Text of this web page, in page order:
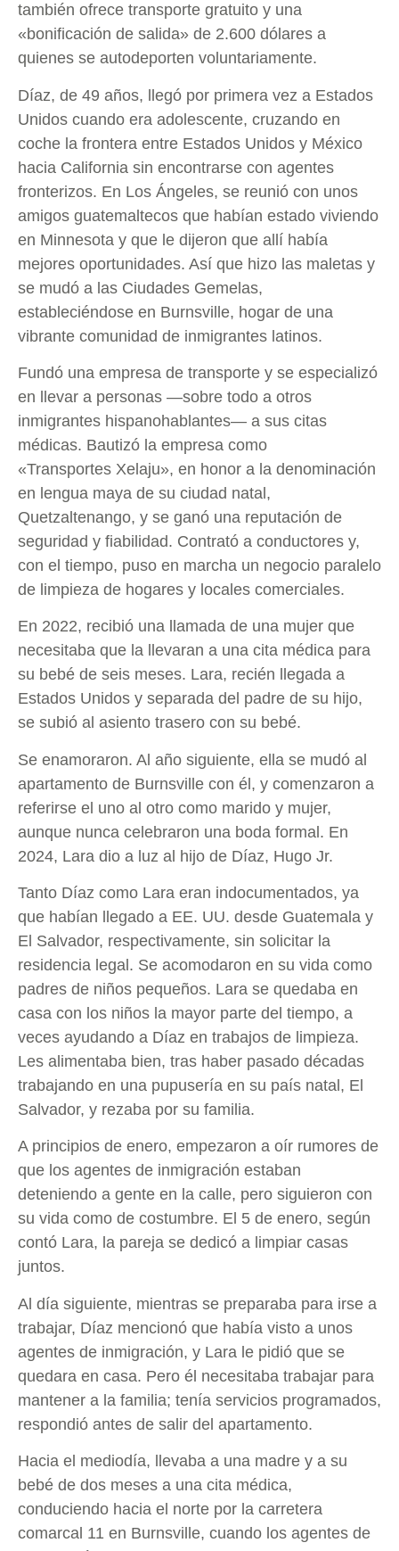
también ofrece transporte gratuito y una
«bonificación de salida» de 2.600 dólares a
quienes se autodeporten voluntariamente.
Díaz, de 49 años, llegó por primera vez a Estados
Unidos cuando era adolescente, cruzando en
coche la frontera entre Estados Unidos y México
hacia California sin encontrarse con agentes
fronterizos. En Los Ángeles, se reunió con unos
amigos guatemaltecos que habían estado viviendo
en Minnesota y que le dijeron que allí había
mejores oportunidades. Así que hizo las maletas y
se mudó a las Ciudades Gemelas,
estableciéndose en Burnsville, hogar de una
vibrante comunidad de inmigrantes latinos.
Fundó una empresa de transporte y se especializó
en llevar a personas —sobre todo a otros
inmigrantes hispanohablantes— a sus citas
médicas. Bautizó la empresa como
«Transportes Xelaju», en honor a la denominación
en lengua maya de su ciudad natal,
Quetzaltenango, y se ganó una reputación de
seguridad y fiabilidad. Contrató a conductores y,
con el tiempo, puso en marcha un negocio paralelo
de limpieza de hogares y locales comerciales.
En 2022, recibió una llamada de una mujer que
necesitaba que la llevaran a una cita médica para
su bebé de seis meses. Lara, recién llegada a
Estados Unidos y separada del padre de su hijo,
se subió al asiento trasero con su bebé.
Se enamoraron. Al año siguiente, ella se mudó al
apartamento de Burnsville con él, y comenzaron a
referirse el uno al otro como marido y mujer,
aunque nunca celebraron una boda formal. En
2024, Lara dio a luz al hijo de Díaz, Hugo Jr.
Tanto Díaz como Lara eran indocumentados, ya
que habían llegado a EE. UU. desde Guatemala y
El Salvador, respectivamente, sin solicitar la
residencia legal. Se acomodaron en su vida como
padres de niños pequeños. Lara se quedaba en
casa con los niños la mayor parte del tiempo, a
veces ayudando a Díaz en trabajos de limpieza.
Les alimentaba bien, tras haber pasado décadas
trabajando en una pupusería en su país natal, El
Salvador, y rezaba por su familia.
A principios de enero, empezaron a oír rumores de
que los agentes de inmigración estaban
deteniendo a gente en la calle, pero siguieron con
su vida como de costumbre. El 5 de enero, según
contó Lara, la pareja se dedicó a limpiar casas
juntos.
Al día siguiente, mientras se preparaba para irse a
trabajar, Díaz mencionó que había visto a unos
agentes de inmigración, y Lara le pidió que se
quedara en casa. Pero él necesitaba trabajar para
mantener a la familia; tenía servicios programados,
respondió antes de salir del apartamento.
Hacia el mediodía, llevaba a una madre y a su
bebé de dos meses a una cita médica,
conduciendo hacia el norte por la carretera
comarcal 11 en Burnsville, cuando los agentes de